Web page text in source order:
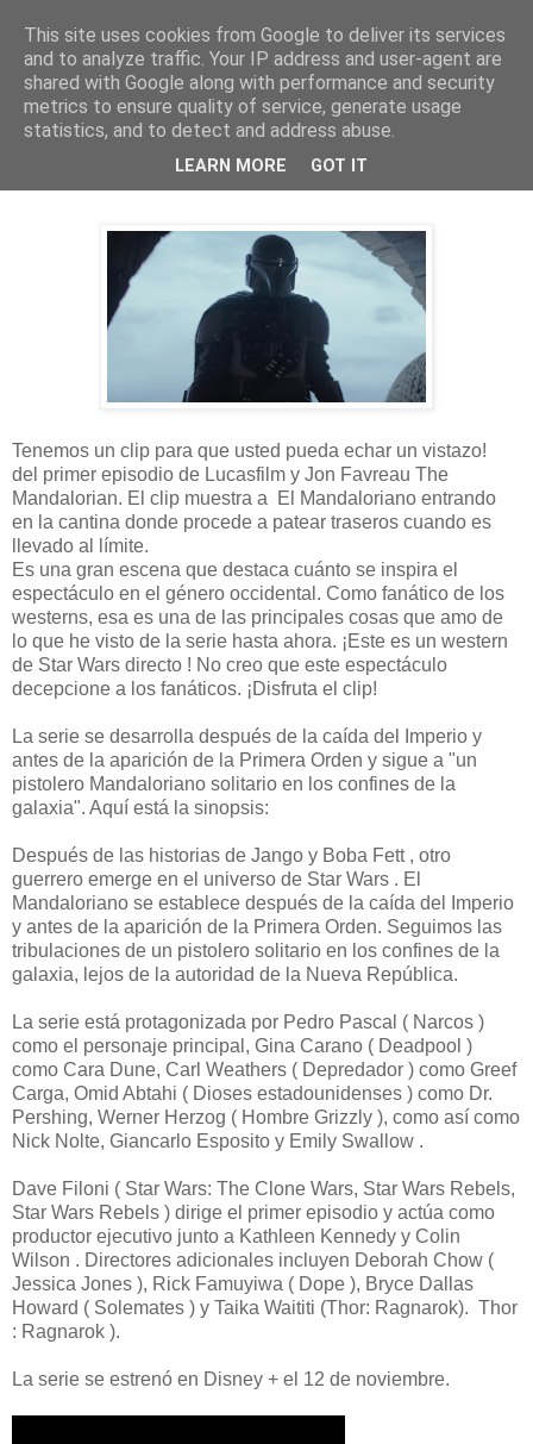
Escena de inicio de The Mandalorian
Tenemos un clip para que usted pueda echar un vistazo!
del primer episodio de Lucasfilm y Jon Favreau The
Mandalorian. El clip muestra a El Mandaloriano entrando
en la cantina donde procede a patear traseros cuando es
llevado al límite.
Es una gran escena que destaca cuánto se inspira el
espectáculo en el género occidental. Como fanático de los
westerns, esa es una de las principales cosas que amo de
lo que he visto de la serie hasta ahora. ¡Este es un western
de Star Wars directo ! No creo que este espectáculo
decepcione a los fanáticos. ¡Disfruta el clip!
La serie se desarrolla después de la caída del Imperio y
antes de la aparición de la Primera Orden y sigue a "un
pistolero Mandaloriano solitario en los confines de la
galaxia". Aquí está la sinopsis:
Después de las historias de Jango y Boba Fett , otro
guerrero emerge en el universo de Star Wars . El
Mandaloriano se establece después de la caída del Imperio
y antes de la aparición de la Primera Orden. Seguimos las
tribulaciones de un pistolero solitario en los confines de la
galaxia, lejos de la autoridad de la Nueva República.
La serie está protagonizada por Pedro Pascal ( Narcos )
como el personaje principal, Gina Carano ( Deadpool )
como Cara Dune, Carl Weathers ( Depredador ) como Greef
Carga, Omid Abtahi ( Dioses estadounidenses ) como Dr.
Pershing, Werner Herzog ( Hombre Grizzly ), como así como
Nick Nolte, Giancarlo Esposito y Emily Swallow .
Dave Filoni ( Star Wars: The Clone Wars, Star Wars Rebels,
Star Wars Rebels ) dirige el primer episodio y actúa como
productor ejecutivo junto a Kathleen Kennedy y Colin
Wilson . Directores adicionales incluyen Deborah Chow (
Jessica Jones ), Rick Famuyiwa ( Dope ), Bryce Dallas
Howard ( Solemates ) y Taika Waititi (Thor: Ragnarok). Thor
: Ragnarok ).
La serie se estrenó en Disney + el 12 de noviembre.
This site uses cookies from Google to deliver its services
and to analyze traffic. Your IP address and user-agent are
shared with Google along with performance and security
metrics to ensure quality of service, generate usage
statistics, and to detect and address abuse.
LEARN MORE GOT IT